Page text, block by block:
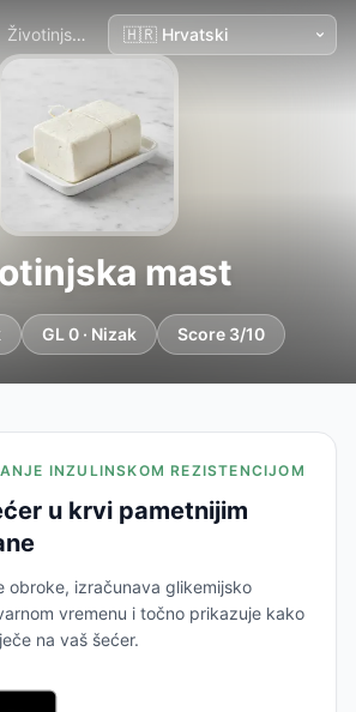
Životinjska mast
mast
GL 0 · Nizak Score 3/10
INZULINSKOM REZISTENCIJOM
u krvi pametnijim
obroke, izračunava glikemijsko
vremenu i točno prikazuje kako
na vaš šećer.